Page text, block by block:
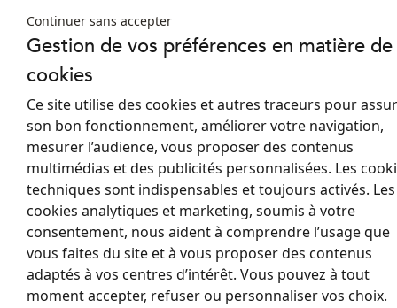
Vous souhaitez avoir plus d'information sur nos stores anti-chaleur
? Vous souhaitez échanger sur votre projet de protection solaire
pour votre habitat ?
Continuer sans accepter
Gestion de vos préférences en matière de
cookies
Ce site utilise des cookies et autres traceurs pour
son bon fonctionnement, améliorer votre navigation,
mesurer l’audience, vous proposer des contenus
multimédias et des publicités personnalisées. Les
techniques sont indispensables et toujours activés. Les
cookies analytiques et marketing, soumis à votre
consentement, nous aident à comprendre l’usage que
vous faites du site et à vous proposer des contenus
adaptés à vos centres d’intérêt. Vous pouvez à tout
moment accepter, refuser ou personnaliser vos choix.